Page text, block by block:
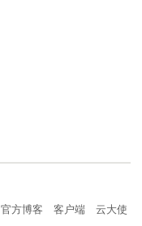
官方博客 客户端
云大使